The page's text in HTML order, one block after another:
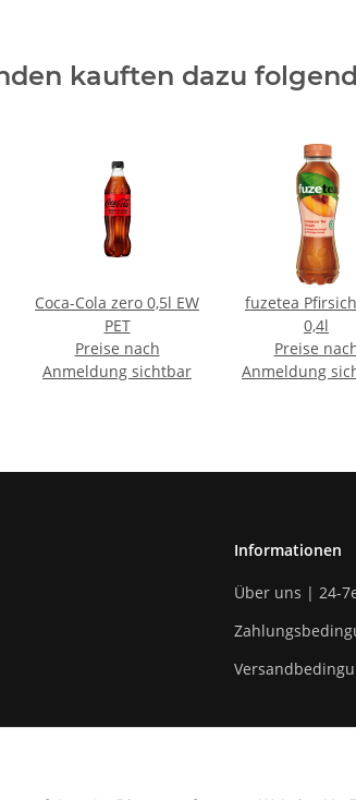
kauften dazu
Coca-Cola zero 0,5l EW
PET
Preise nach
Anmeldung sichtbar
fuzetea
0,4l
Preise
Anmeldung
Informationen
Über uns | 24-